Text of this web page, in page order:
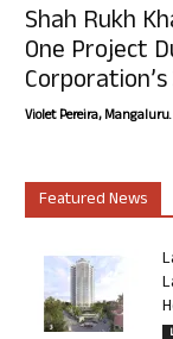
Shah Rukh
One Project
Corporation’s
Violet Pereira,
Featured News